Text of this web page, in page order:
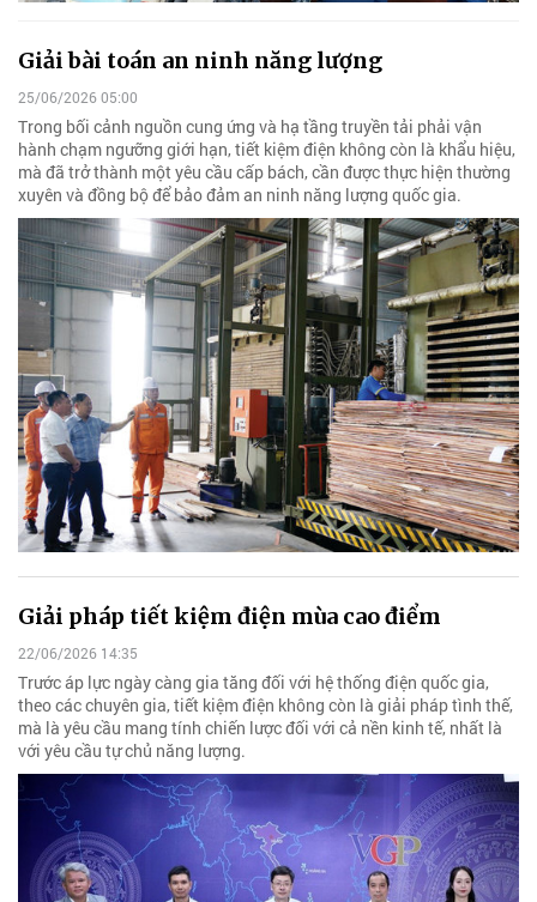
Giải bài toán an ninh năng lượng
25/06/2026 05:00
Trong bối cảnh nguồn cung ứng và hạ tầng truyền tải phải vận
hành chạm ngưỡng giới hạn, tiết kiệm điện không còn là khẩu hiệu,
mà đã trở thành một yêu cầu cấp bách, cần được thực hiện thường
xuyên và đồng bộ để bảo đảm an ninh năng lượng quốc gia.
Giải pháp tiết kiệm điện mùa cao điểm
22/06/2026 14:35
Trước áp lực ngày càng gia tăng đối với hệ thống điện quốc gia,
theo các chuyên gia, tiết kiệm điện không còn là giải pháp tình thế,
mà là yêu cầu mang tính chiến lược đối với cả nền kinh tế, nhất là
với yêu cầu tự chủ năng lượng.